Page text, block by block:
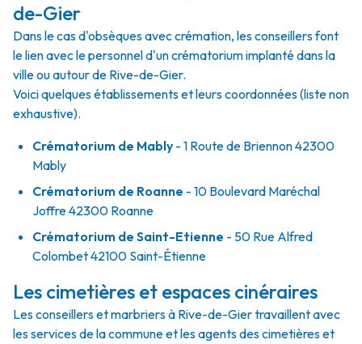
de-Gier
Dans le cas d'obsèques avec crémation, les conseillers font
le lien avec le personnel d'un crématorium implanté dans la
ville ou autour de Rive-de-Gier.
Voici quelques établissements et leurs coordonnées (liste non
exhaustive).
Crématorium de Mably - 1 Route de Briennon 42300
Mably
Crématorium de Roanne - 10 Boulevard Maréchal
Joffre 42300 Roanne
Crématorium de Saint-Etienne - 50 Rue Alfred
Colombet 42100 Saint-Étienne
Les cimetières et espaces cinéraires
Les conseillers et marbriers à Rive-de-Gier travaillent avec
les services de la commune et les agents des cimetières et